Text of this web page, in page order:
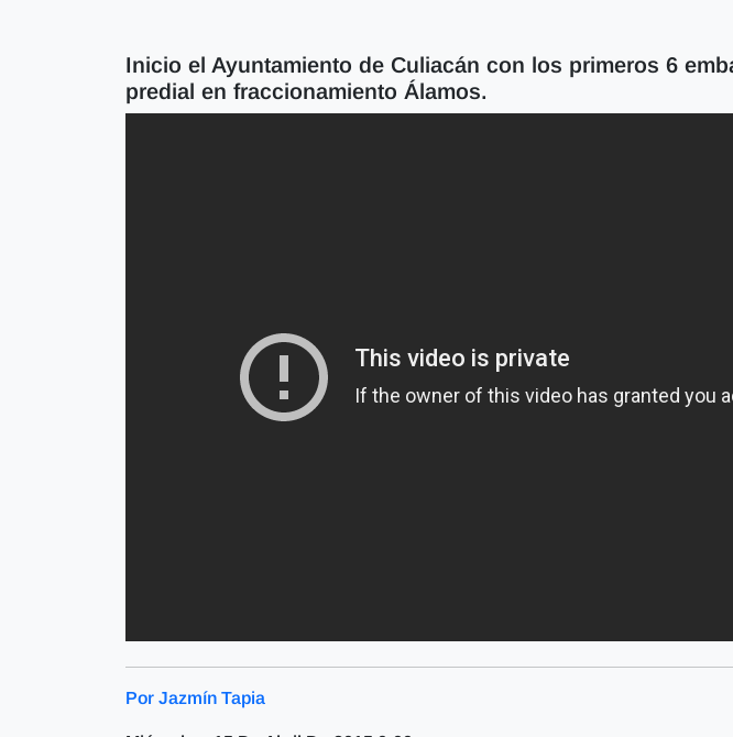
Inicio el Ayuntamiento de Culiacán con los primeros 6
predial en fraccionamiento Álamos.
Por Jazmín Tapia